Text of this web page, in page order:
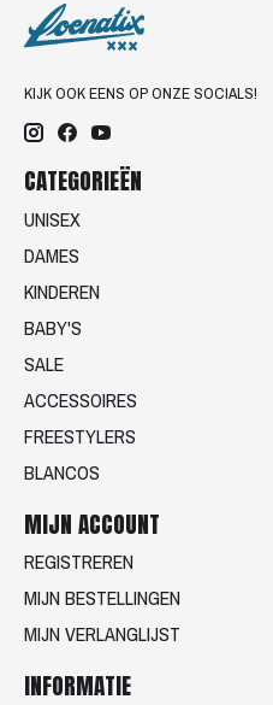
KIJK OOK EENS OP ONZE SOCIALS!
CATEGORIEËN
UNISEX
DAMES
KINDEREN
BABY'S
SALE
ACCESSOIRES
FREESTYLERS
BLANCOS
MIJN ACCOUNT
REGISTREREN
MIJN BESTELLINGEN
MIJN VERLANGLIJST
INFORMATIE